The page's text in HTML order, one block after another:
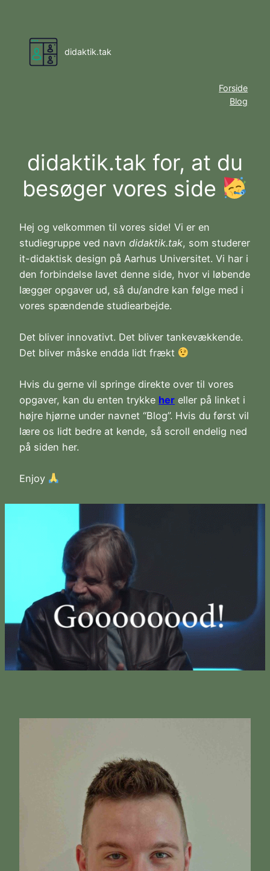
indhold
didaktik.tak
Forside
Blog
didaktik.tak for, at du
besøger vores side
Hej og velkommen til vores side! Vi er en
studiegruppe ved navn didaktik.tak, som studerer
it-didaktisk design på Aarhus Universitet. Vi har i
den forbindelse lavet denne side, hvor vi løbende
lægger opgaver ud, så du/andre kan følge med i
vores spændende studiearbejde.
Det bliver innovativt. Det bliver tankevækkende.
Det bliver måske endda lidt frækt
Hvis du gerne vil springe direkte over til vores
opgaver, kan du enten trykke her eller på linket i
højre hjørne under navnet “Blog”. Hvis du først vil
lære os lidt bedre at kende, så scroll endelig ned
på siden her.
Enjoy